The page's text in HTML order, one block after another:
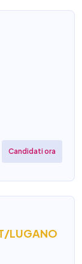
Candidati ora
LUGANO